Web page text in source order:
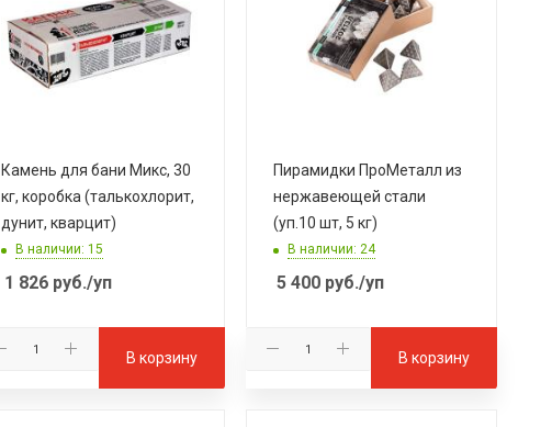
Камень для бани Микс, 30
кг, коробка (талькохлорит,
дунит, кварцит)
В наличии: 15
1 826руб./уп
В корзину
Пирамидки ПроМеталл из
нержавеющей стали
(уп.10 шт, 5 кг)
В наличии: 24
5 400руб./уп
В корзину